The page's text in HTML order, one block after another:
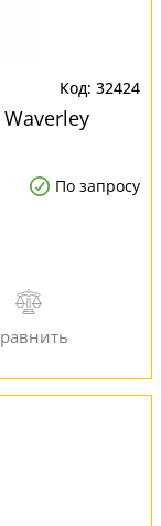
32424
По запросу